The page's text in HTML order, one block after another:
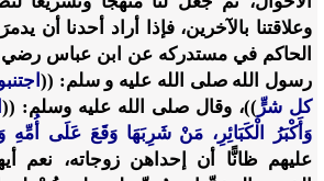
وعلاقتنا بالآخرين، فإذا أراد أحدنا أن
الحاكم في مستدركه عن ابن عباس رضي
رسول الله صلى الله عليه و سلم: ((
كل شرٍّ))، وقال صلى الله عليه وسلم: ((
وَأَكْبَرُ الْكَبَائِرِ، مَنْ شَرِبَهَا وَقَعَ عَلَى أُمِّهِ
عليهم ظانًّا أن إحداهن زوجاته، نعم